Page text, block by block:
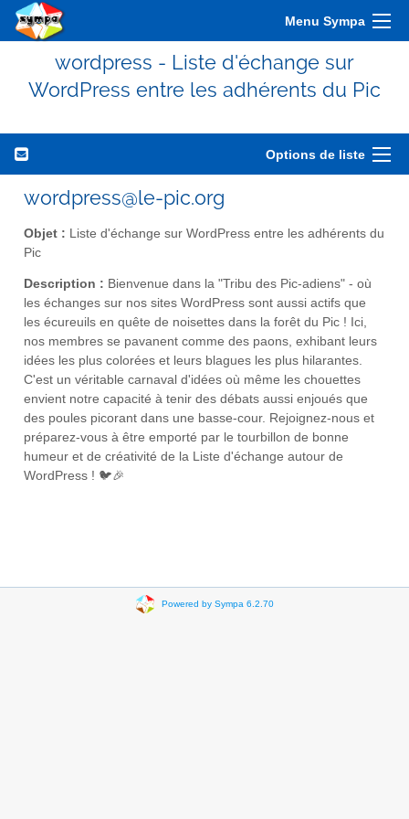
Menu Sympa
wordpress - Liste d'échange sur
WordPress entre les adhérents du Pic
Options de liste
wordpress@le-pic.org
Objet : Liste d'échange sur WordPress entre les adhérents du
Pic
Description : Bienvenue dans la "Tribu des Pic-adiens" - où
les échanges sur nos sites WordPress sont aussi actifs que
les écureuils en quête de noisettes dans la forêt du Pic ! Ici,
nos membres se pavanent comme des paons, exhibant leurs
idées les plus colorées et leurs blagues les plus hilarantes.
C'est un véritable carnaval d'idées où même les chouettes
envient notre capacité à tenir des débats aussi enjoués que
des poules picorant dans une basse-cour. Rejoignez-nous et
préparez-vous à être emporté par le tourbillon de bonne
humeur et de créativité de la Liste d'échange autour de
WordPress ! 🐦🎉
Powered by Sympa 6.2.70